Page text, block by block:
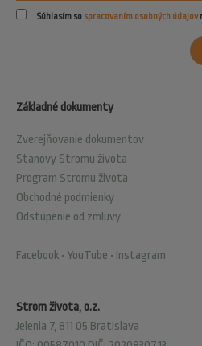
Strom života, o.z.
Jelenia 7, 811 05 Bratislava
Základné dokumenty
Zverejňovanie dokumentov
Stanovy Stromu života
Program Stromu života
Obchodné podmienky
Odstúpenie od zmluvy
Facebook • YouTube • Instagram
Súhlasím so spracovaním osobných údajov